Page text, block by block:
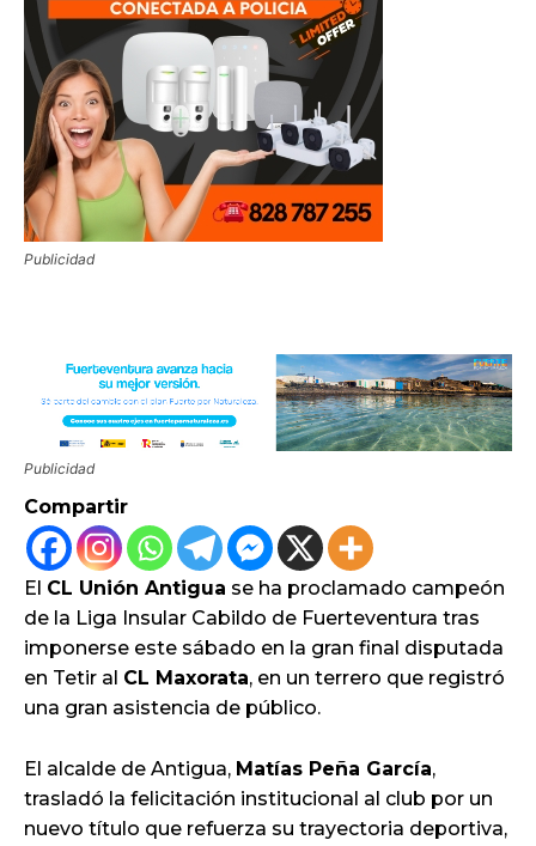
Publicidad
Publicidad
Compartir
El CL Unión Antigua se ha proclamado campeón
de la Liga Insular Cabildo de Fuerteventura tras
imponerse este sábado en la gran final disputada
en Tetir al CL Maxorata, en un terrero que registró
una gran asistencia de público.
El alcalde de Antigua, Matías Peña García,
trasladó la felicitación institucional al club por un
nuevo título que refuerza su trayectoria deportiva,